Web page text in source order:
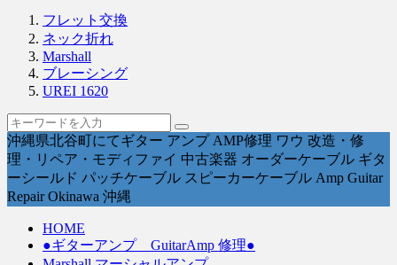
フレット交換
ネック折れ
Marshall
ブレーシング
UREI 1620
沖縄県北谷町にてギター アンプ AMP修理 ワウ 改造・修
理・リペア・モディファイ 中古楽器 オーダーケーブル ギタ
ーシールド パッチケーブル スピーカーケーブル Amp Guitar
Repair Okinawa 沖縄
HOME
●ギターアンプ GuitarAmp 修理●